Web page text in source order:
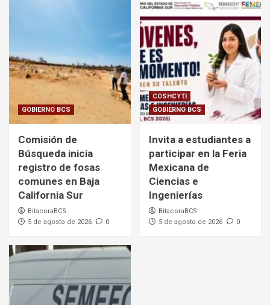
GOBIERNO BCS
Comisión de
Búsqueda inicia
registro de fosas
comunes en Baja
California Sur
BitacoraBCS
5 de agosto de 2026
0
COSHCYTI
GOBIERNO BCS
Invita a estudiantes a
participar en la Feria
Mexicana de
Ciencias e
Ingenierías
BitacoraBCS
5 de agosto de 2026
0